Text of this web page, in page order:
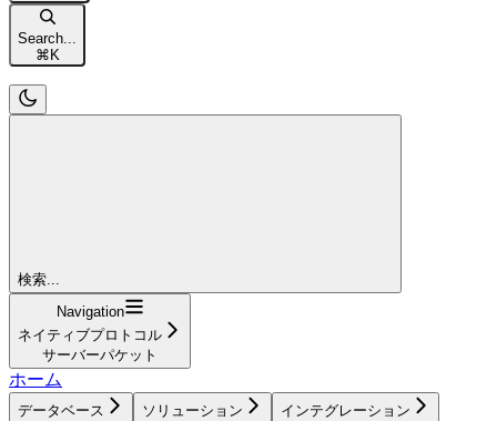
Search...
⌘ K
検索...
Navigation
ネイティブプロトコル
サーバーパケット
ホーム
データベース ソリューション
インテグレーション